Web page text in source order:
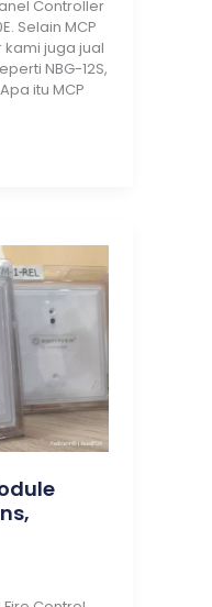
Controller
Selain MCP
kami juga jual
NBG-12S,
Apa itu MCP